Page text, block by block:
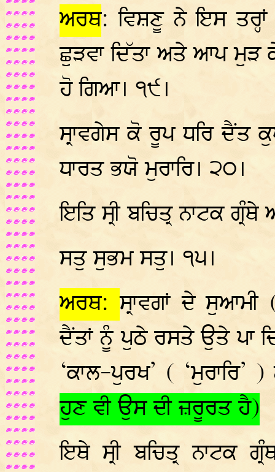
ਅਰਥ: ਵਿਸ਼ਣੂ ਨੇ ਇਸ
ਛੁੜਵਾ ਦਿੱਤਾ ਅਤੇ ਆਪ ਮੁੜ
ਹੋ ਗਿਆ। ੧੯।
ਸ੍ਰਾਵਗੇਸ ਕੋ ਰੂਪ ਧਰਿ ਦੈਂਤ
ਧਾਰਤ ਭਯੋ ਮੁਰਾਰਿ। ੨੦।
ਇਤਿ ਸ੍ਰੀ ਬਚਿਤ੍ਰ ਨਾਟਕ
ਸਤੁ ਸੁਭਮ ਸਤੁ। ੧੫।
ਅਰਥ:ਸ੍ਰਾਵਗਾਂ ਦੇ
ਦੈਂਤਾਂ ਨੂੰ ਪੁਠੇ ਰਸਤੇ ਉਤੇ ਪਾ
‘ਕਾਲ-ਪੁਰਖ’ ( ‘ਮੁਰਾਰਿ’
ਹੁਣ ਵੀ ਉਸ ਦੀ ਜ਼ਰੂਰਤ ਹੈ)
ਇਥੇ ਸ੍ਰੀ ਬਚਿਤ੍ਰ ਨਾਟਕ